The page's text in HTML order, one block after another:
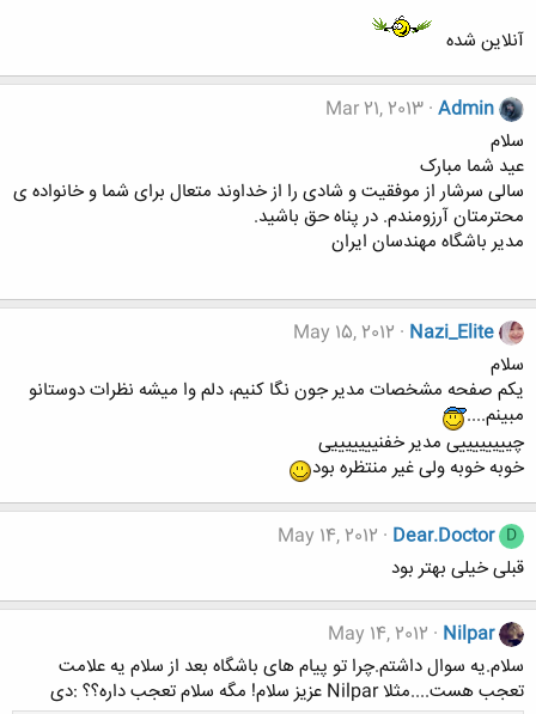
ا
آنلاین شده
Admin
Mar 21, 2013
سلام
عید شما مبارک
سالی سرشار از موفقیت و شادی را از خداوند متعال برای شما و خانواده ی
محترمتان آرزومندم. در پناه حق باشید.
مدیر باشگاه مهندسان ایران
Nazi_Elite
May 15, 2012
سلام
یکم صفحه مشخصات مدیر جون نگا کنیم، دلم وا میشه نظرات دوستانو
مبینم....
چییییییییی مدیر خفنیییییییی
خوبه خوبه ولی غیر منتظره بود
D
Dear.Doctor
May 14, 2012
قبلی خیلی بهتر بود
Nilpar
May 14, 2012
سلام.یه سوال داشتم.چرا تو پیام های باشگاه بعد از سلام یه علامت
تعجب هست....مثلا Nilpar عزیز سلام! مگه سلام تعجب داره؟؟ :دی